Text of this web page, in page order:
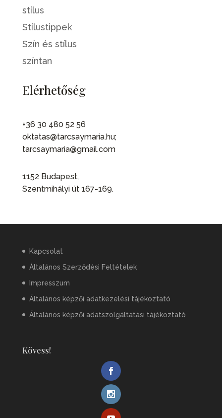
stílus
Stílustippek
Szín és stílus
színtan
Elérhetőség
+36 30 480 52 56
oktatas@tarcsaymaria.hu;
tarcsaymaria@gmail.com
1152 Budapest,
Szentmihályi út 167-169.
Kapcsolat
Általános Szerződési Feltételek
Impresszum
Általános képzői adatkezelési tájékoztató
Általános képzői adatszolgáltatási tájékoztató
Kövess!